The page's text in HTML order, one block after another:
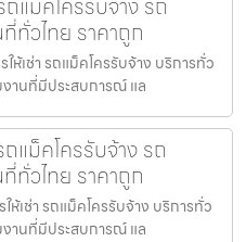
ทั่วไทย ราคาถูก
เช่า รถแม็คโครรับจ้าง บริการทั่ว
งานที่มีประสบการณ์ แล
แม็คโครรับจ้าง รถ
ทั่วไทย ราคาถูก
เช่า รถแม็คโครรับจ้าง บริการทั่ว
งานที่มีประสบการณ์ แล